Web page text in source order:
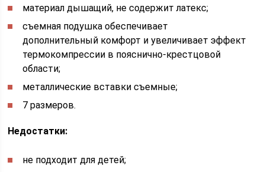
материал дышащий, не содержит латекс;
съемная подушка обеспечивает
дополнительный комфорт и увеличивает эффект
термокомпрессии в пояснично-крестцовой
области;
металлические вставки съемные;
7 размеров.
Недостатки:
не подходит для детей;